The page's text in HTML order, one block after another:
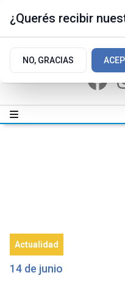
Actualidad
14 de junio
¿Querés recibir
NO, GRACIAS